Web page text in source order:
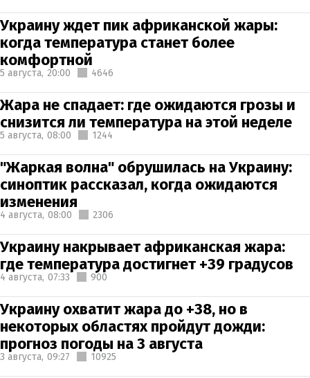
Украину ждет пик африканской жары:
когда температура станет более
комфортной
5 августа, 20:00 4646
Жара не спадает: где ожидаются грозы и
снизится ли температура на этой неделе
5 августа, 08:00 1244
"Жаркая волна" обрушилась на Украину:
синоптик рассказал, когда ожидаются
изменения
4 августа, 08:00 2306
Украину накрывает африканская жара:
где температура достигнет +39 градусов
4 августа, 07:33 900
Украину охватит жара до +38, но в
некоторых областях пройдут дожди:
прогноз погоды на 3 августа
3 августа, 09:27 10925